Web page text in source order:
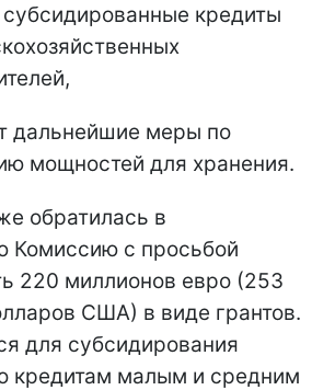
кредиты
дальнейшие меры по
мощностей для хранения.
обратилась в
Комиссию с просьбой
220 миллионов евро (253
США) в виде грантов.
для субсидирования
кредитам малым и средним